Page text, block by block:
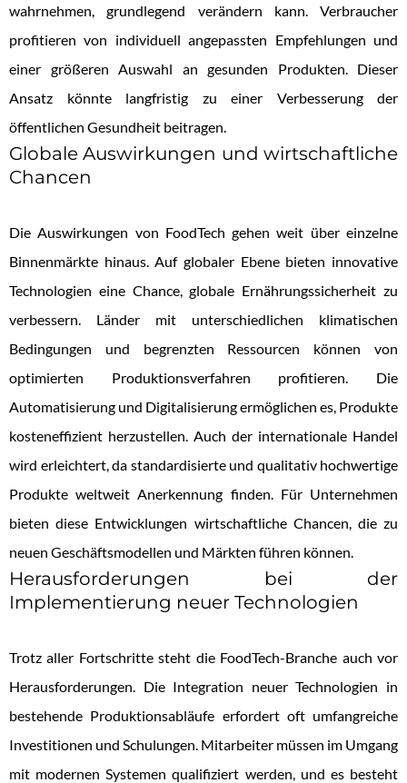
wahrnehmen, grundlegend verändern kann. Verbraucher
profitieren von individuell angepassten Empfehlungen und
einer größeren Auswahl an gesunden Produkten. Dieser
Ansatz könnte langfristig zu einer Verbesserung der
öffentlichen Gesundheit beitragen.
Globale Auswirkungen und wirtschaftliche
Chancen
Die Auswirkungen von FoodTech gehen weit über einzelne
Binnenmärkte hinaus. Auf globaler Ebene bieten innovative
Technologien eine Chance, globale Ernährungssicherheit zu
verbessern. Länder mit unterschiedlichen klimatischen
Bedingungen und begrenzten Ressourcen können von
optimierten Produktionsverfahren profitieren. Die
Automatisierung und Digitalisierung ermöglichen es, Produkte
kosteneffizient herzustellen. Auch der internationale Handel
wird erleichtert, da standardisierte und qualitativ hochwertige
Produkte weltweit Anerkennung finden. Für Unternehmen
bieten diese Entwicklungen wirtschaftliche Chancen, die zu
neuen Geschäftsmodellen und Märkten führen können.
Herausforderungen bei der
Implementierung neuer Technologien
Trotz aller Fortschritte steht die FoodTech-Branche auch vor
Herausforderungen. Die Integration neuer Technologien in
bestehende Produktionsabläufe erfordert oft umfangreiche
Investitionen und Schulungen. Mitarbeiter müssen im Umgang
mit modernen Systemen qualifiziert werden, und es besteht